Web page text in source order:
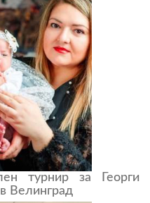
турнир за Георги
Велинград